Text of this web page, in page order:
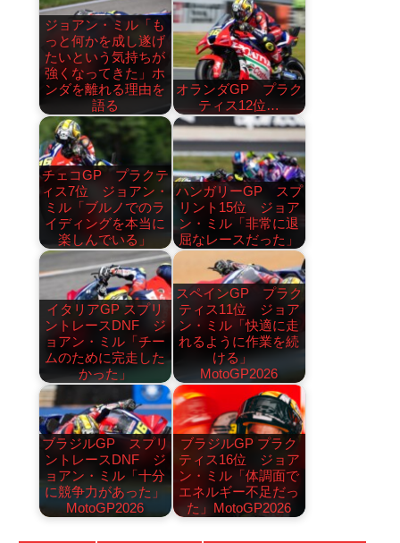
ジョアン・ミル「も
っと何かを成し遂げ
たいという気持ちが
強くなってきた」ホ
ンダを離れる理由を
語る
オランダGP プラク
ティス12位…
チェコGP プラクテ
ィス7位 ジョアン・
ミル「ブルノでのラ
イディングを本当に
楽しんでいる」
ハンガリーGP スプ
リント15位 ジョア
ン・ミル「非常に退
屈なレースだった」
イタリアGP スプリ
ントレースDNF ジ
ョアン・ミル「チー
ムのために完走した
かった」
スペインGP プラク
ティス11位 ジョア
ン・ミル「快適に走
れるように作業を続
ける」
MotoGP2026
ブラジルGP スプリ
ントレースDNF ジ
ョアン・ミル「十分
に競争力があった」
MotoGP2026
ブラジルGP プラク
ティス16位 ジョア
ン・ミル「体調面で
エネルギー不足だっ
た」MotoGP2026